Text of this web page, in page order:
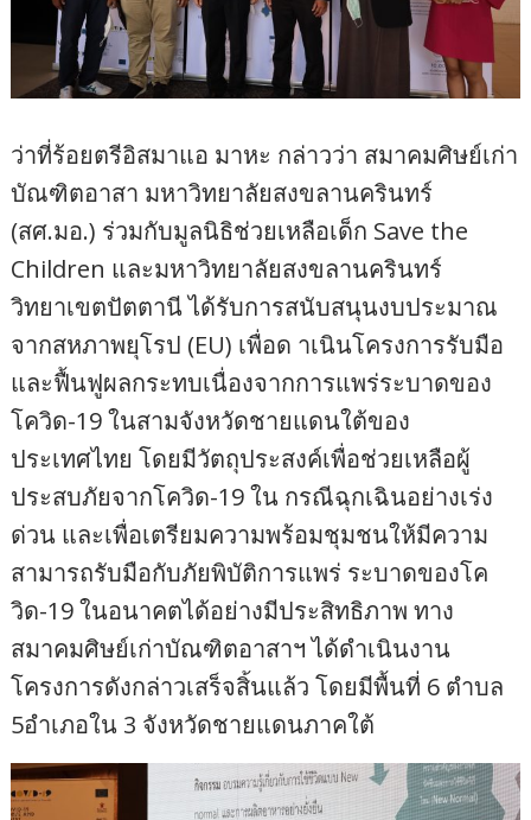
ว่าที่ร้อยตรีอิสมาแอ มาหะ กล่าวว่า สมาคมศิษย์เก่า
บัณฑิตอาสา มหาวิทยาลัยสงขลานครินทร์
(สศ.มอ.) ร่วมกับมูลนิธิช่วยเหลือเด็ก Save the
Children และมหาวิทยาลัยสงขลานครินทร์
วิทยาเขตปัตตานี ได้รับการสนับสนุนงบประมาณ
จากสหภาพยุโรป (EU) เพื่อด าเนินโครงการรับมือ
และฟื้นฟูผลกระทบเนื่องจากการแพร่ระบาดของ
โควิด-19 ในสามจังหวัดชายแดนใต้ของ
ประเทศไทย โดยมีวัตถุประสงค์เพื่อช่วยเหลือผู้
ประสบภัยจากโควิด-19 ใน กรณีฉุกเฉินอย่างเร่ง
ด่วน และเพื่อเตรียมความพร้อมชุมชนให้มีความ
สามารถรับมือกับภัยพิบัติการแพร่ ระบาดของโค
วิด-19 ในอนาคตได้อย่างมีประสิทธิภาพ ทาง
สมาคมศิษย์เก่าบัณฑิตอาสาฯ ได้ดำเนินงาน
โครงการดังกล่าวเสร็จสิ้นแล้ว โดยมีพื้นที่ 6 ตำบล
5อำเภอใน 3 จังหวัดชายแดนภาคใต้